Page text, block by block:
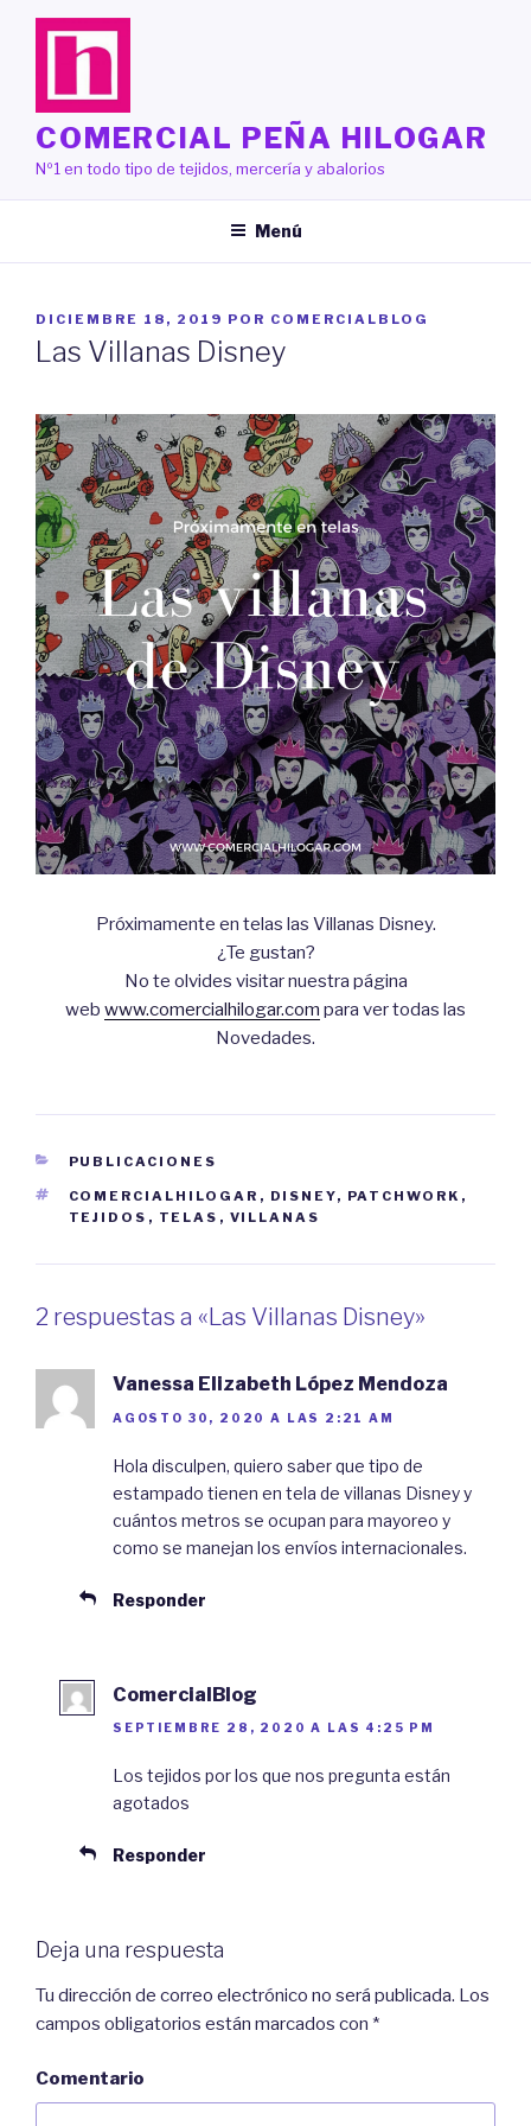
Saltar
COMERCIAL PEÑA HILOGAR
Nº1 en todo tipo de tejidos, mercería y abalorios
Menú
PUBLICADO
EL
DICIEMBRE 18, 2019 POR COMERCIALBLOG
Las Villanas Disney
Próximamente en telas las Villanas Disney.
¿Te gustan?
No te olvides visitar nuestra página
web www.comercialhilogar.com para ver todas las
Novedades.
CATEGORÍAS
PUBLICACIONES
ETIQUETAS
COMERCIALHILOGAR , DISNEY, PATCHWORK ,
TEJIDOS , TELAS , VILLANAS
2 respuestas a «Las Villanas Disney»
Vanessa Elizabeth López Mendoza
AGOSTO 30, 2020 A LAS 2:21 AM
Hola disculpen, quiero saber que tipo de
estampado tienen en tela de villanas Disney y
cuántos metros se ocupan para mayoreo y
como se manejan los envíos internacionales.
Responder
ComercialBlog
SEPTIEMBRE 28, 2020 A LAS 4:25 PM
Los tejidos por los que nos pregunta están
agotados
Responder
Deja una respuesta
Tu dirección de correo electrónico no será publicada. Los
campos obligatorios están marcados con *
Comentario